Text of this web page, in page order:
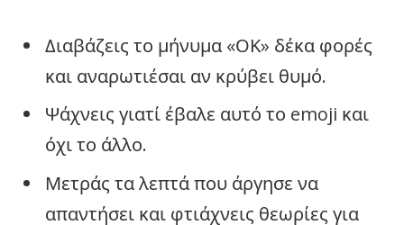
Διαβάζεις το μήνυμα «ΟΚ» δέκα φορές
και αναρωτιέσαι αν κρύβει θυμό.
Ψάχνεις γιατί έβαλε αυτό το emoji και
όχι το άλλο.
Μετράς τα λεπτά που άργησε να
απαντήσει και φτιάχνεις θεωρίες για